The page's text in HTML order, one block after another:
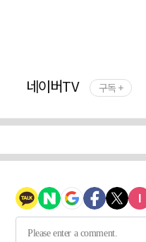
네이버TV 구독 +